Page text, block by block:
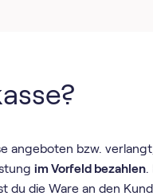
angeboten bzw.
im Vorfeld bezahlen.
die Ware an den